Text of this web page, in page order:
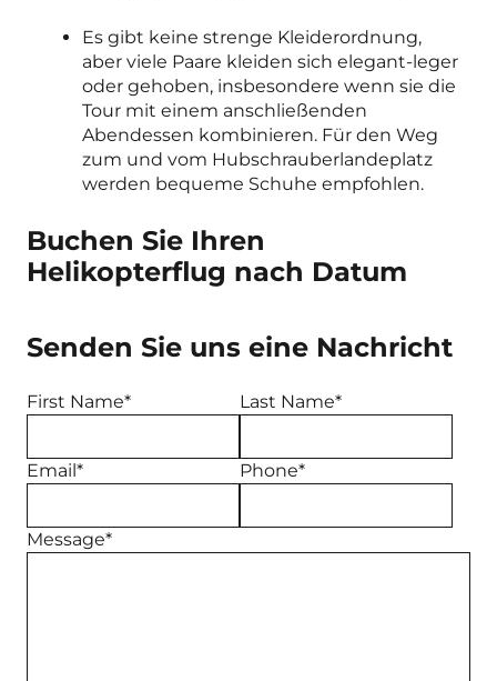
Es gibt keine strenge Kleiderordnung,
aber viele Paare kleiden sich elegant-leger
oder gehoben, insbesondere wenn sie die
Tour mit einem anschließenden
Abendessen kombinieren. Für den Weg
zum und vom Hubschrauberlandeplatz
werden bequeme Schuhe empfohlen.
Buchen Sie Ihren
Helikopterflug nach Datum
Senden Sie uns eine Nachricht
First Name* Last Name*
Email* Phone*
Message*